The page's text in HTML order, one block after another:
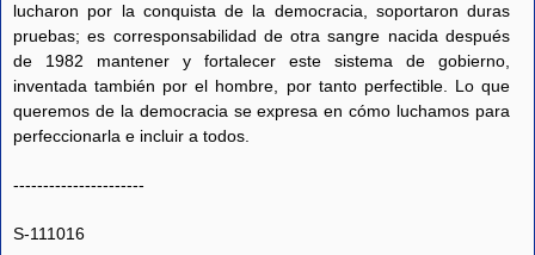
lucharon por la conquista de la democracia, soportaron duras
pruebas; es corresponsabilidad de otra sangre nacida después
de 1982 mantener y fortalecer este sistema de gobierno,
inventada también por el hombre, por tanto perfectible. Lo que
queremos de la democracia se expresa en cómo luchamos para
perfeccionarla e incluir a todos.
----------------------
S-111016